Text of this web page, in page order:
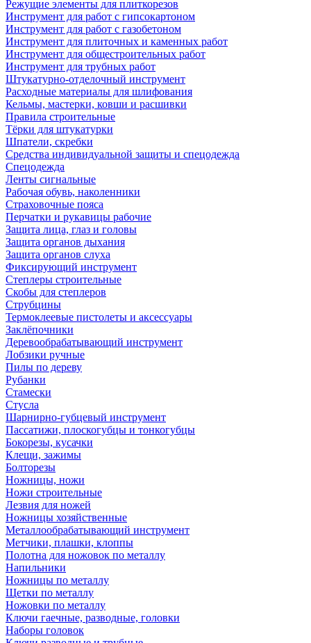
Режущие элементы для плиткорезов
Инструмент для работ с гипсокартоном
Инструмент для работ с газобетоном
Инструмент для плиточных и каменных работ
Инструмент для общестроительных работ
Инструмент для трубных работ
Штукатурно-отделочный инструмент
Расходные материалы для шлифования
Кельмы, мастерки, ковши и расшивки
Правила строительные
Тёрки для штукатурки
Шпатели, скребки
Средства индивидуальной защиты и спецодежда
Спецодежда
Ленты сигнальные
Рабочая обувь, наколенники
Страховочные пояса
Перчатки и рукавицы рабочие
Защита лица, глаз и головы
Защита органов дыхания
Защита органов слуха
Фиксирующий инструмент
Степлеры строительные
Скобы для степлеров
Струбцины
Термоклеевые пистолеты и аксессуары
Заклёпочники
Деревообрабатывающий инструмент
Лобзики ручные
Пилы по дереву
Рубанки
Стамески
Стусла
Шарнирно-губцевый инструмент
Пассатижи, плоскогубцы и тонкогубцы
Бокорезы, кусачки
Клещи, зажимы
Болторезы
Ножницы, ножи
Ножи строительные
Лезвия для ножей
Ножницы хозяйственные
Металлообрабатывающий инструмент
Метчики, плашки, клоппы
Полотна для ножовок по металлу
Напильники
Ножницы по металлу
Щетки по металлу
Ножовки по металлу
Ключи гаечные, разводные, головки
Наборы головок